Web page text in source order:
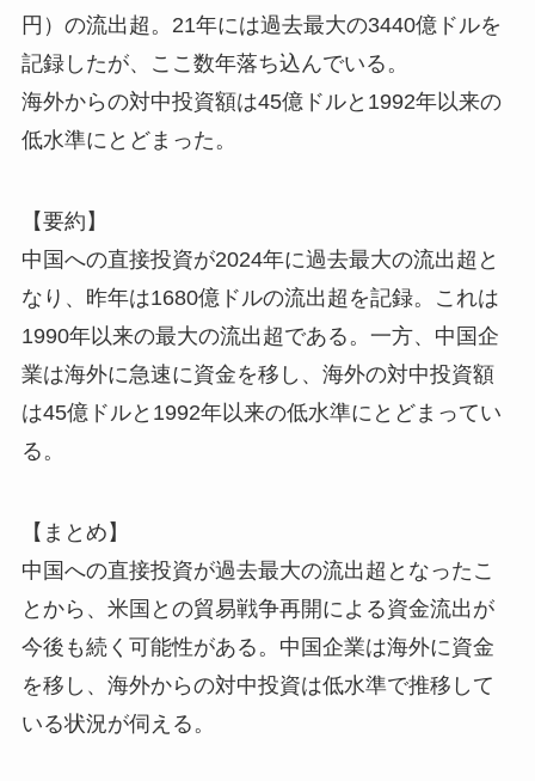
円）の流出超。21年には過去最大の3440億ドルを
記録したが、ここ数年落ち込んでいる。
海外からの対中投資額は45億ドルと1992年以来の
低水準にとどまった。
【要約】
中国への直接投資が2024年に過去最大の流出超と
なり、昨年は1680億ドルの流出超を記録。これは
1990年以来の最大の流出超である。一方、中国企
業は海外に急速に資金を移し、海外の対中投資額
は45億ドルと1992年以来の低水準にとどまってい
る。
【まとめ】
中国への直接投資が過去最大の流出超となったこ
とから、米国との貿易戦争再開による資金流出が
今後も続く可能性がある。中国企業は海外に資金
を移し、海外からの対中投資は低水準で推移して
いる状況が伺える。